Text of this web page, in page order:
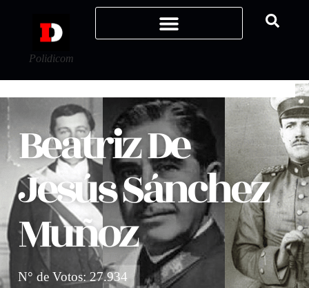
Polidicom
Beatriz De
Jesús Sánchez
Muñoz
N° de Votos: 27.934